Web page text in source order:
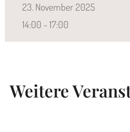
23.November2025
14:00 - 17:00
Weitere